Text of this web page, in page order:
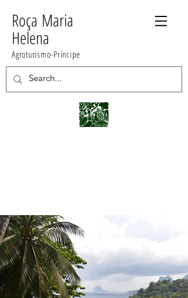
Roça Maria
Helena
Agroturismo-Príncipe